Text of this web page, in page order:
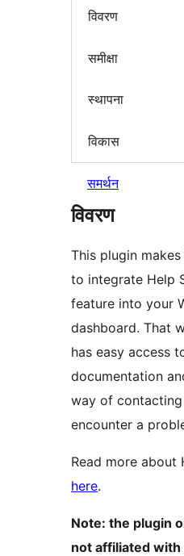
विवरण
समीक्षा
स्थापना
विकास
समर्थन
विवरण
This plugin
to integrate Help
feature into your
dashboard. That
has easy access
documentation
way of
encounter a
Read more about
here.
Note: the plugin
not affiliated with